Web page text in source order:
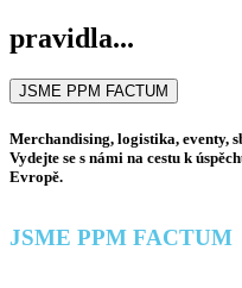
pravidla...
JSME PPM FACTUM
Merchandising, logistika, eventy,
Vydejte se s námi na cestu k
Evropě.
JSME PPM FACTUM